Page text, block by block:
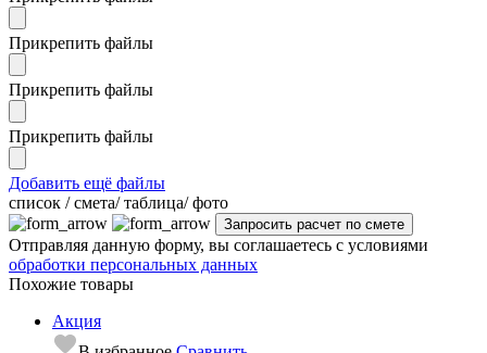
Прикрепить файлы
Прикрепить файлы
Прикрепить файлы
Добавить ещё файлы
cписок / смета/ таблица/ фото
Отправляя данную форму, вы соглашаетесь с условиями
обработки персональных данных
Похожие товары
Акция